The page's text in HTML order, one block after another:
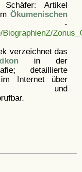
Artikel
Ökumenischen
verzeichnet das
in der
detaillierte
Internet über